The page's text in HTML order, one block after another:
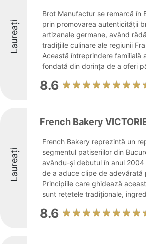
Laureați
Brot Manufactur se remarcă în
prin promovarea autenticității
artizanale germane, având
tradițiile culinare ale regiunii
Această întreprindere familială
fondată din dorința de a oferi
8.6
Laureați
French Bakery
French Bakery reprezintă un
segmentul patiseriilor din
avându-și debutul în anul
de a aduce clipe de adevărată
Principiile care ghidează
sunt rețetele tradiționale,
8.6